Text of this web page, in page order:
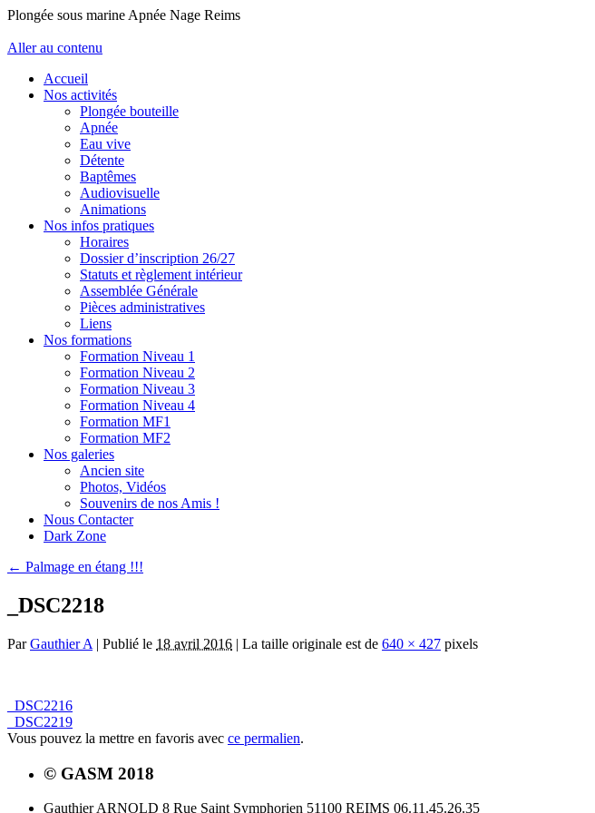
Plongée sous marine Apnée Nage Reims
Aller au contenu
Accueil
Nos activités
Plongée bouteille
Apnée
Eau vive
Détente
Baptêmes
Audiovisuelle
Animations
Nos infos pratiques
Horaires
Dossier d’inscription 26/27
Statuts et règlement intérieur
Assemblée Générale
Pièces administratives
Liens
Nos formations
Formation Niveau 1
Formation Niveau 2
Formation Niveau 3
Formation Niveau 4
Formation MF1
Formation MF2
Nos galeries
Ancien site
Photos, Vidéos
Souvenirs de nos Amis !
Nous Contacter
Dark Zone
← Palmage en étang !!!
_DSC2218
Par Gauthier A | Publié le 18 avril 2016 | La taille originale est de 640 × 427 pixels
_DSC2216
_DSC2219
Vous pouvez la mettre en favoris avec ce permalien.
© GASM 2018
Gauthier ARNOLD 8 Rue Saint Symphorien 51100 REIMS 06.11.45.26.35